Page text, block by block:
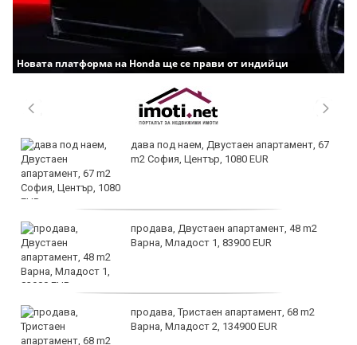
Новата платформа на Honda ще се прави от индийци
дава под наем, Двустаен апартамент, 67
m2 София, Център, 1080 EUR
продава, Двустаен апартамент, 48 m2
Варна, Младост 1, 83900 EUR
продава, Тристаен апартамент, 68 m2
Варна, Младост 2, 134900 EUR